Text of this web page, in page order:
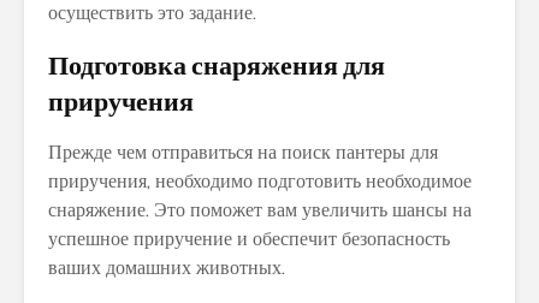
осуществить это задание.
Подготовка снаряжения для
приручения
Прежде чем отправиться на поиск пантеры для
приручения, необходимо подготовить необходимое
снаряжение. Это поможет вам увеличить шансы на
успешное приручение и обеспечит безопасность
ваших домашних животных.